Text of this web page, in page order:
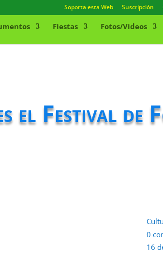
Soporta esta Web Suscripción
Fiestas Fotos/Videos
el Festival de
0
16